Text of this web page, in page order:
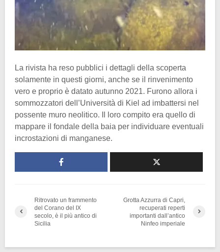
La rivista ha reso pubblici i dettagli della scoperta
solamente in questi giorni, anche se il rinvenimento
vero e proprio è datato autunno 2021. Furono allora i
sommozzatori dell’Università di Kiel ad imbattersi nel
possente muro neolitico. Il loro compito era quello di
mappare il fondale della baia per individuare eventuali
incrostazioni di manganese.
Ritrovato un frammento
del Corano del IX
secolo, è il più antico di
Sicilia
Grotta Azzurra di Capri,
recuperati reperti
importanti dall’antico
Ninfeo imperiale